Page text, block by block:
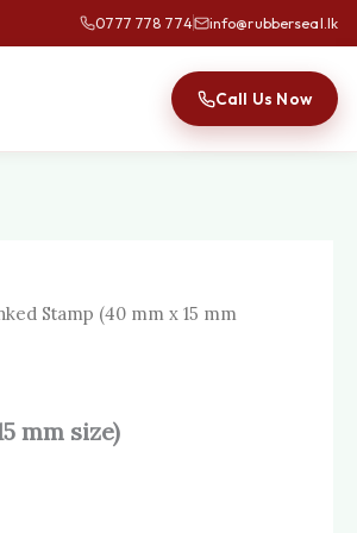
0777 778 774 info@rubberseal.lk
Call Us Now
Stamp (40 mm x 15 mm
mm size)